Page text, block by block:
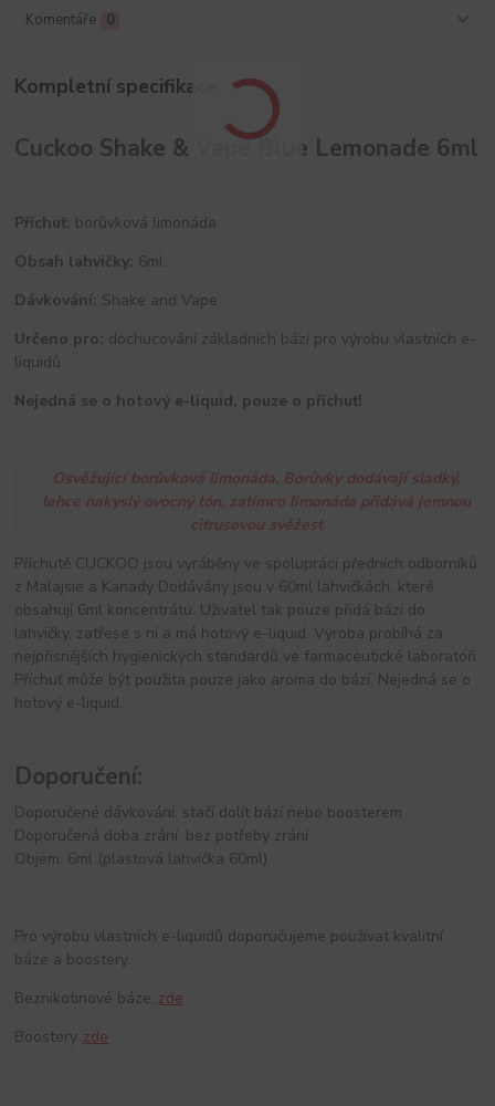
Komentáře 0
Kompletní specifikace
Cuckoo Shake & Vape Blue Lemonade 6ml
Příchuť: borůvková limonáda
Obsah lahvičky: 6ml
Dávkování: Shake and Vape
Určeno pro: dochucování základních bází pro výrobu vlastních e-
liquidů
Nejedná se o hotový e-liquid, pouze o příchuť!
Osvěžující borůvková limonáda. Borůvky dodávají sladký,
lehce nakyslý ovocný tón, zatímco limonáda přidává jemnou
citrusovou svěžest
Příchutě CUCKOO jsou vyráběny ve spolupráci předních odborníků
z Malajsie a Kanady Dodávány jsou v 60ml lahvičkách, které
obsahují 6ml koncentrátu. Uživatel tak pouze přidá bázi do
lahvičky, zatřese s ní a má hotový e-liquid. Výroba probíhá za
nejpřísnějších hygienických standardů ve farmaceutické laboratoři.
Příchuť může být použita pouze jako aroma do bází. Nejedná se o
hotový e-liquid.
Doporučení:
Doporučené dávkování: stačí dolít bází nebo boosterem
Doporučená doba zrání: bez potřeby zrání
Objem: 6ml (plastová lahvička 60ml)
Pro výrobu vlastních e-liquidů doporučujeme používat kvalitní
báze a boostery.
Beznikotinové báze..zde
Boostery..zde